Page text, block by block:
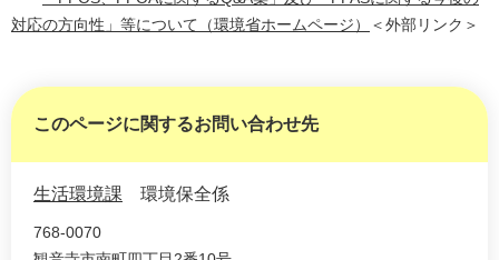
対応の方向性」等について（環境省ホームページ）
＜外部リンク＞
このページに関するお問い合わせ先
生活環境課 環境保全係
768-0070